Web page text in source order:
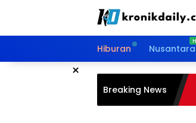
Hiburan Nusantara
×
Breaking News